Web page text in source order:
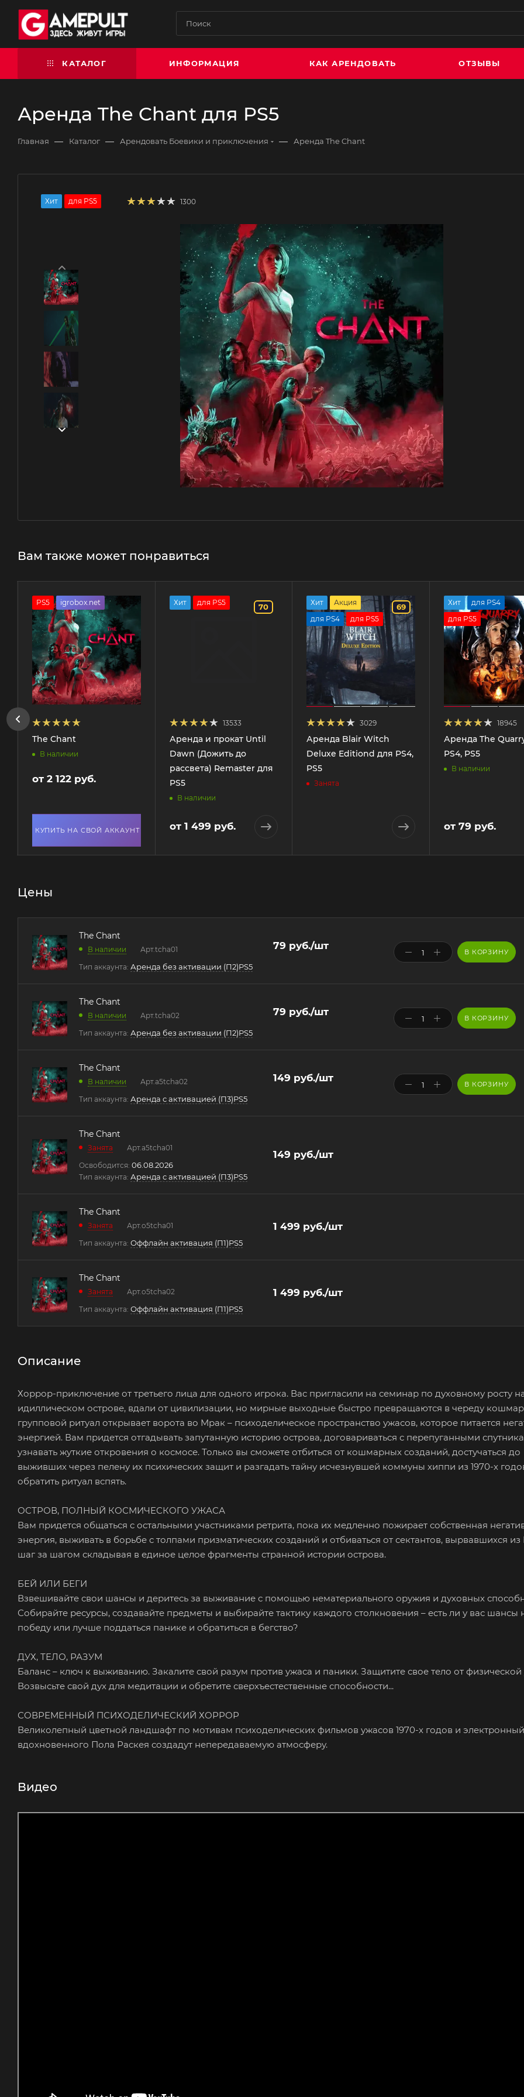
КАТАЛОГ ИНФОРМАЦИЯ КАК АРЕНДОВАТЬ ОТЗЫВЫ
Аренда The Chant для PS5
Главная — Каталог — Арендовать Боевики и приключения — Аренда The Chant
Хит для PS5 1300
Вам также может понравиться
PS5 igrobox.net
The Chant
В наличии
от 2 122 руб.
КУПИТЬ НА СВОЙ АККАУНТ
Хит для PS5 70
13533
Аренда и прокат Until
Dawn (Дожить до
рассвета) Remaster для
PS5
В наличии
от 1 499 руб.
Хит
Акция
для PS4
для PS5
69
3029
Аренда Blair Witch
Deluxe Editiond для PS4,
PS5
Занята
Хит
для PS4
для PS5
18945
Аренда The
PS4, PS5
В наличии
от 79 руб.
Цены
The Chant
В наличии Арт.tcha01
Тип аккаунта: Аренда без активации (П2)PS5
79 руб./шт
В КОРЗИНУ
The Chant
В наличии Арт.tcha02
Тип аккаунта: Аренда без активации (П2)PS5
79 руб./шт
В КОРЗИНУ
The Chant
В наличии Арт.a5tcha02
Тип аккаунта: Аренда с активацией (П3)PS5
149 руб./шт
В КОРЗИНУ
The Chant
Занята Арт.a5tcha01
Освободится: 06.08.2026
Тип аккаунта: Аренда с активацией (П3)PS5
149 руб./шт
The Chant
Занята Арт.o5tcha01
Тип аккаунта: Оффлайн активация (П1)PS5
1 499 руб./шт
The Chant
Занята Арт.o5tcha02
Тип аккаунта: Оффлайн активация (П1)PS5
1 499 руб./шт
Описание
Хоррор-приключение от третьего лица для одного игрока. Вас пригласили на семинар по духовному росту
идиллическом острове, вдали от цивилизации, но мирные выходные быстро превращаются в череду
групповой ритуал открывает ворота во Мрак – психоделическое пространство ужасов, которое питается
энергией. Вам придется отгадывать запутанную историю острова, договариваться с перепуганными
узнавать жуткие откровения о космосе. Только вы сможете отбиться от кошмарных созданий, достучаться до
выживших через пелену их психических защит и разгадать тайну исчезнувшей коммуны хиппи из 1970-х
обратить ритуал вспять.
ОСТРОВ, ПОЛНЫЙ КОСМИЧЕСКОГО УЖАСА
Вам придется общаться с остальными участниками ретрита, пока их медленно пожирает собственная
энергия, выживать в борьбе с толпами призматических созданий и отбиваться от сектантов, вырвавшихся
шаг за шагом складывая в единое целое фрагменты странной истории острова.
БЕЙ ИЛИ БЕГИ
Взвешивайте свои шансы и деритесь за выживание с помощью нематериального оружия и духовных
Собирайте ресурсы, создавайте предметы и выбирайте тактику каждого столкновения – есть ли у вас шансы
победу или лучше поддаться панике и обратиться в бегство?
ДУХ, ТЕЛО, РАЗУМ
Баланс – ключ к выживанию. Закалите свой разум против ужаса и паники. Защитите свое тело от физической
Возвысьте свой дух для медитации и обретите сверхъестественные способности...
СОВРЕМЕННЫЙ ПСИХОДЕЛИЧЕСКИЙ ХОРРОР
Великолепный цветной ландшафт по мотивам психоделических фильмов ужасов 1970-х годов и
вдохновенного Пола Раскея создадут непередаваемую атмосферу.
Видео